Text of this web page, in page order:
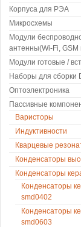
Корпуса для РЭА
Микросхемы
Модули
антенны(Wi-Fi, GSM
Модули готовые /
Наборы для сборки
Оптоэлектроника
Пассивные
Варисторы
Индуктивности
Кварцевые
Конденсаторы
Конденсаторы
Конденсаторы
smd0402
Конденсаторы
smd0603